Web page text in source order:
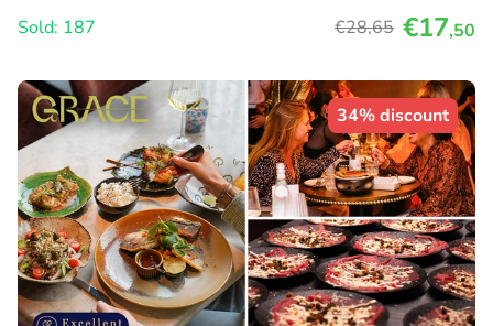
Sold: 187
€28,65 €17,50
34% discount